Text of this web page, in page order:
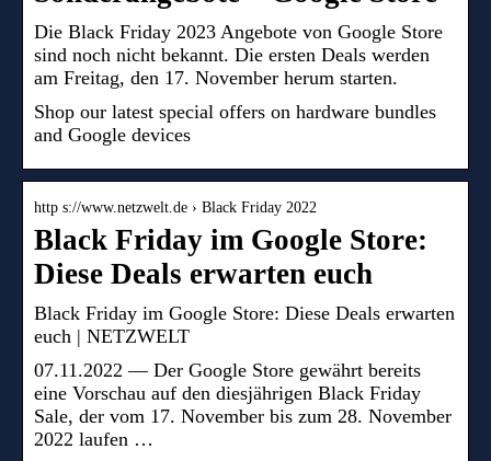
Die Black Friday 2023 Angebote von Google Store
sind noch nicht bekannt. Die ersten Deals werden
am Freitag, den 17. November herum starten.
Shop our latest special offers on hardware bundles
and Google devices
http s://www.netzwelt.de › Black Friday 2022
Black Friday im Google Store:
Diese Deals erwarten euch
Black Friday im Google Store: Diese Deals erwarten
euch | NETZWELT
07.11.2022 — Der Google Store gewährt bereits
eine Vorschau auf den diesjährigen Black Friday
Sale, der vom 17. November bis zum 28. November
2022 laufen …